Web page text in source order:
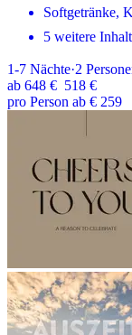
Softgetränke,
5 weitere
1-7 Nächte·2
ab 648 € 518 €
pro Person ab € 259